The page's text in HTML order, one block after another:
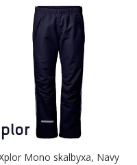
Mono skalbyxa, Navy